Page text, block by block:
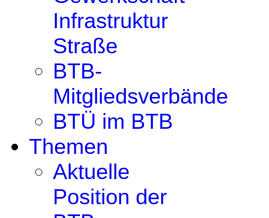
Infrastruktur
Straße
BTB-
Mitgliedsverbände
BTÜ im BTB
Themen
Aktuelle
Position der